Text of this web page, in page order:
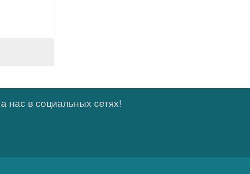
нас в социальных сетях!